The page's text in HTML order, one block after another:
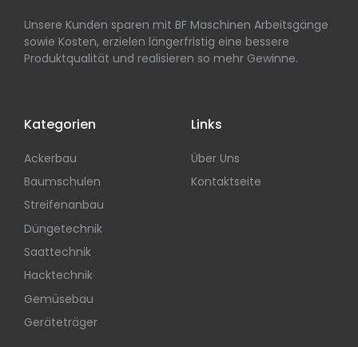
Unsere Kunden sparen mit BF Maschinen Arbeitsgänge
sowie Kosten, erzielen längerfristig eine bessere
Produktqualität und realisieren so mehr Gewinne.
Kategorien
Ackerbau
Baumschulen
Streifenanbau
Düngetechnik
Saattechnik
Hacktechnik
Gemüsebau
Geräteträger
Links
Über Uns
Kontaktseite